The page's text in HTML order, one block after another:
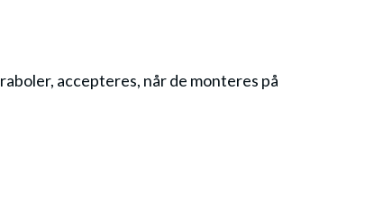
accepteres, når de monteres på